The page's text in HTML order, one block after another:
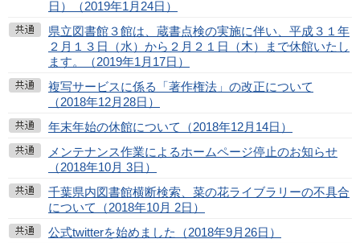
日）（2019年1月24日）
県立図書館３館は、蔵書点検の実施に伴い、平成３１年
２月１３日（水）から２月２１日（木）まで休館いたし
ます。（2019年1月17日）
複写サービスに係る「著作権法」の改正について
（2018年12月28日）
年末年始の休館について（2018年12月14日）
メンテナンス作業によるホームページ停止のお知らせ
（2018年10月 3日）
千葉県内図書館横断検索、菜の花ライブラリーの不具合
について（2018年10月 2日）
公式twitterを始めました（2018年9月26日）